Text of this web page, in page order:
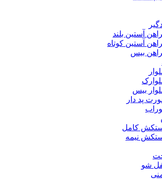
آستین بلند
آستین کوتاه
بیس
بیس
پد دار
کامل
نیمه
شو